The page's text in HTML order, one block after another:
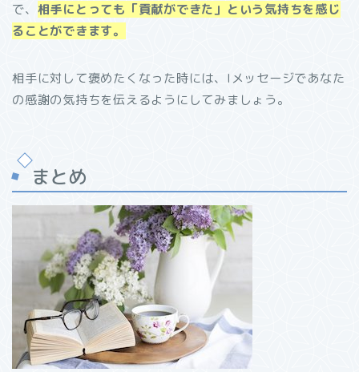
で、 相手にとっても「貢献ができた」という気持ちを感じ
ることができます。
相手に対して褒めたくなった時には、Iメッセージであなた
の感謝の気持ちを伝えるようにしてみましょう。
まとめ